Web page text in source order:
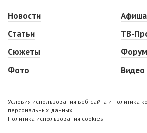
Новости
Статьи
Сюжеты
Фото
Афиша
ТВ-
Форум
Видео
Условия использования веб-сайта и политика
персональных данных
Политика использования cookies